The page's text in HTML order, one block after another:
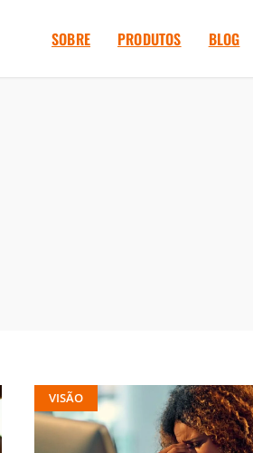
SOBRE PRODUTOS BLOG
VISÃO